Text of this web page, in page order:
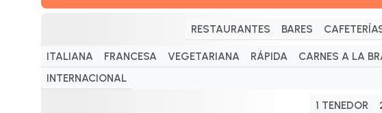
RESTAURANTES BARES
ITALIANA FRANCESA VEGETARIANA RÁPIDA CARNES A LA
INTERNACIONAL
1 TENEDOR